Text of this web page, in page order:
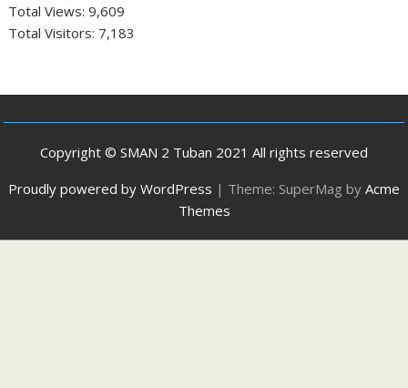
Total Views:9,609
Total Visitors: 7,183
Copyright © SMAN 2 Tuban 2021 All rights reserved
Proudly powered by WordPress | Theme: SuperMag by Acme
Themes